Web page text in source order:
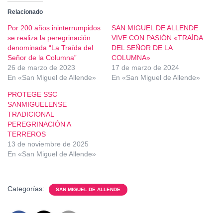
Relacionado
Por 200 años ininterrumpidos
se realiza la peregrinación
denominada “La Traída del
Señor de la Columna”
26 de marzo de 2023
En «San Miguel de Allende»
SAN MIGUEL DE ALLENDE
VIVE CON PASIÓN «TRAÍDA
DEL SEÑOR DE LA
COLUMNA»
17 de marzo de 2024
En «San Miguel de Allende»
PROTEGE SSC
SANMIGUELENSE
TRADICIONAL
PEREGRINACIÓN A
TERREROS
13 de noviembre de 2025
En «San Miguel de Allende»
Categorías: SAN MIGUEL DE ALLENDE